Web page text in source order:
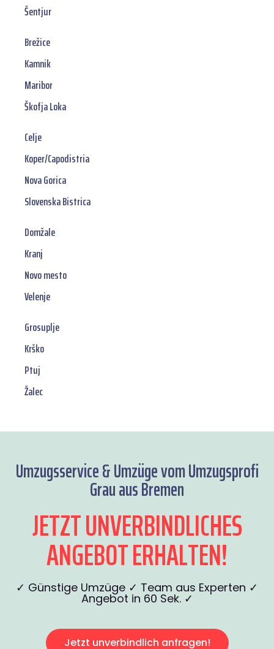
Šentjur
Brežice
Kamnik
Maribor
Škofja Loka
Celje
Koper/Capodistria
Nova Gorica
Slovenska Bistrica
Domžale
Kranj
Novo mesto
Velenje
Grosuplje
Krško
Ptuj
Žalec
Umzugsservice & Umzüge vom Umzugsprofi
Grau aus Bremen
JETZT UNVERBINDLICHES
ANGEBOT ERHALTEN!
✓ Günstige Umzüge ✓ Team aus Experten ✓
Angebot in 60 Sek. ✓
Jetzt unverbindlich anfragen!